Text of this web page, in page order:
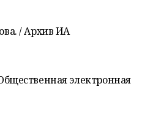
/ Архив ИА
электронная